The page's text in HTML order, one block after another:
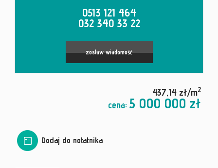
0513 121 464
032 340 33 22
zostaw wiadomość
437,14 zł/m2
cena: 5 000 000 zł
Dodaj do notatnika